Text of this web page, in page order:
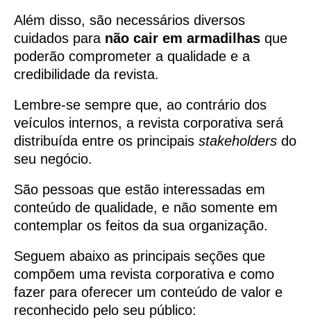
Além disso, são necessários diversos
cuidados para não cair em armadilhas que
poderão comprometer a qualidade e a
credibilidade da revista.
Lembre-se sempre que, ao contrário dos
veículos internos, a revista corporativa será
distribuída entre os principais stakeholders do
seu negócio.
São pessoas que estão interessadas em
conteúdo de qualidade, e não somente em
contemplar os feitos da sua organização.
Seguem abaixo as principais seções que
compõem uma revista corporativa e como
fazer para oferecer um conteúdo de valor e
reconhecido pelo seu público: